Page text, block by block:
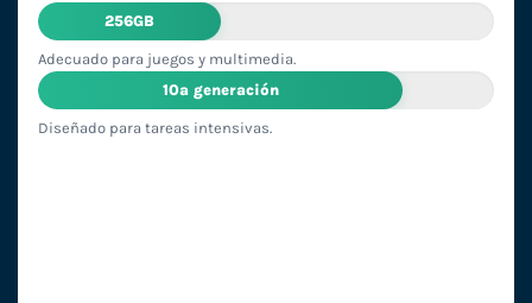
256GB
Adecuado para juegos y multimedia.
10ª generación
Diseñado para tareas intensivas.